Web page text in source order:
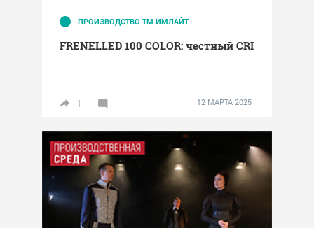
ПРОИЗВОДСТВО ТМ ИМЛАЙТ
FRENELLED 100 COLOR: честный CRI
1 12 МАРТА 2025